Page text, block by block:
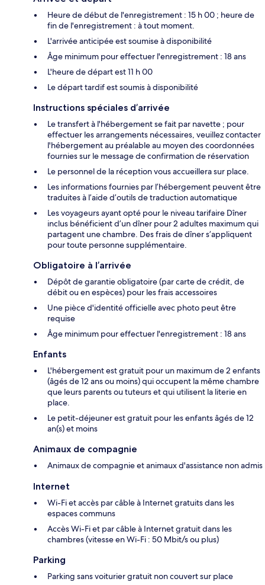
Heure de début de l'enregistrement : 15 h 00 ; heure de
fin de l'enregistrement : à tout moment.
L'arrivée anticipée est soumise à disponibilité
Âge minimum pour effectuer l'enregistrement : 18 ans
L'heure de départ est 11 h 00
Le départ tardif est soumis à disponibilité
Instructions spéciales d’arrivée
Le transfert à l'hébergement se fait par navette ; pour
effectuer les arrangements nécessaires, veuillez contacter
l'hébergement au préalable au moyen des coordonnées
fournies sur le message de confirmation de réservation
Le personnel de la réception vous accueillera sur place.
Les informations fournies par l’hébergement peuvent être
traduites à l’aide d’outils de traduction automatique
Les voyageurs ayant opté pour le niveau tarifaire Dîner
inclus bénéficient d’un dîner pour 2 adultes maximum qui
partagent une chambre. Des frais de dîner s’appliquent
pour toute personne supplémentaire.
Obligatoire à l’arrivée
Dépôt de garantie obligatoire (par carte de crédit, de
débit ou en espèces) pour les frais accessoires
Une pièce d'identité officielle avec photo peut être
requise
Âge minimum pour effectuer l'enregistrement : 18 ans
Enfants
L'hébergement est gratuit pour un maximum de 2 enfants
(âgés de 12 ans ou moins) qui occupent la même chambre
que leurs parents ou tuteurs et qui utilisent la literie en
place.
Le petit-déjeuner est gratuit pour les enfants âgés de 12
an(s) et moins
Animaux de compagnie
Animaux de compagnie et animaux d'assistance non admis
Internet
Wi-Fi et accès par câble à Internet gratuits dans les
espaces communs
Accès Wi-Fi et par câble à Internet gratuit dans les
chambres (vitesse en Wi-Fi : 50 Mbit/s ou plus)
Parking
Parking sans voiturier gratuit non couvert sur place